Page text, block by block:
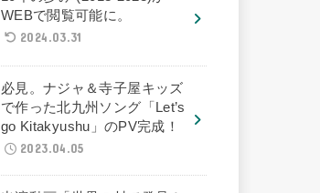
WEBで閲覧可能に。
2024.03.31
必見。ナジャ＆寺子屋キッズ
で作った北九州ソング「Let’s
go Kitakyushu」のPV完成！
2023.04.05